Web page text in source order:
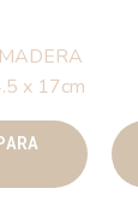
x 17cm